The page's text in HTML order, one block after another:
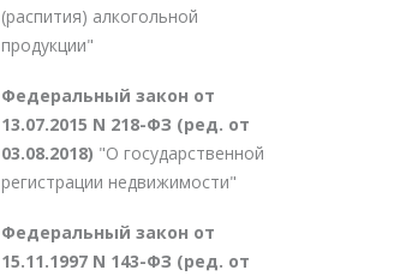
(распития) алкогольной
продукции"
Федеральный закон от
13.07.2015 N 218-ФЗ (ред. от
03.08.2018) "О государственной
регистрации недвижимости"
Федеральный закон от
15.11.1997 N 143-ФЗ (ред. от